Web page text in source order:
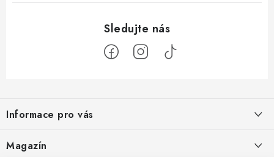
p
a
Informace pro vás
Doprava a platba
Magazín